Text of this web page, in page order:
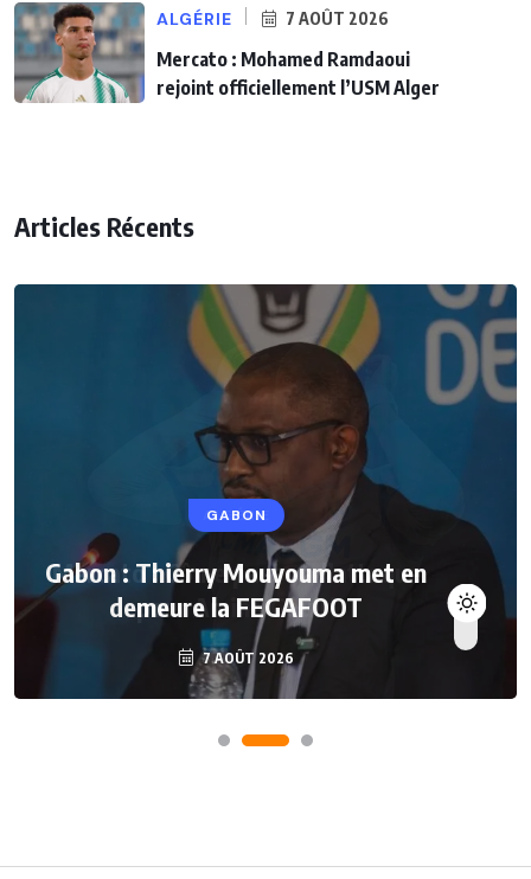
ALGÉRIE 7 AOÛT 2026
Mercato : Mohamed Ramdaoui
rejoint officiellement l’USM Alger
Articles Récents
GABON
Gabon : Thierry Mouyouma met en
demeure la FEGAFOOT
7 AOÛT 2026